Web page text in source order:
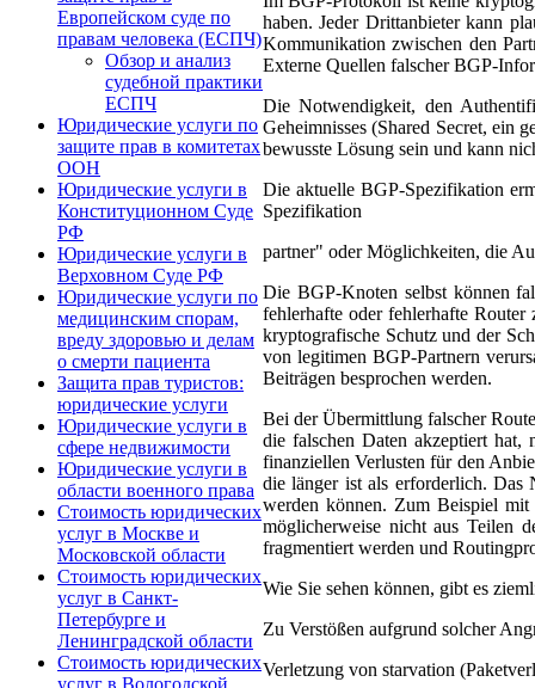
Европейском суде по
правам человека (ЕСПЧ)
Обзор и анализ
судебной практики
ЕСПЧ
Юридические услуги по
защите прав в комитетах
ООН
Юридические услуги в
Конституционном Суде
РФ
Юридические услуги в
Верховном Суде РФ
Юридические услуги по
медицинским спорам,
вреду здоровью и делам
о смерти пациента
Защита прав туристов:
юридические услуги
Юридические услуги в
сфере недвижимости
Юридические услуги в
области военного права
Стоимость юридических
услуг в Москве и
Московской области
Стоимость юридических
услуг в Санкт-
Петербурге и
Ленинградской области
Стоимость юридических
услуг в Вологодской
haben. Jeder Drittanbieter kann
Kommunikation zwischen den
Externe Quellen falscher BGP-
Die Notwendigkeit, den
Geheimnisses (Shared Secret, ein
bewusste Lösung sein und kann
Die aktuelle BGP-Spezifikation
Spezifikation
partner" oder Möglichkeiten, die
Die BGP-Knoten selbst können
fehlerhafte oder fehlerhafte
kryptografische Schutz und der
von legitimen BGP-Partnern
Beiträgen besprochen werden.
Bei der Übermittlung falscher
die falschen Daten akzeptiert
finanziellen Verlusten für den
die länger ist als erforderlich. Das
werden können. Zum Beispiel mit
möglicherweise nicht aus Teilen
fragmentiert werden und
Wie Sie sehen können, gibt es
Zu Verstößen aufgrund solcher
Verletzung von starvation